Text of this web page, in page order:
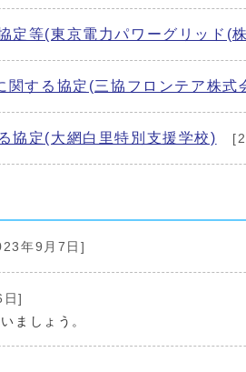
定等(東京電力パワーグリッド(
する協定(三協フロンテア株式
協定(大網白里特別支援学校)
年9月7日]
]
ましょう。